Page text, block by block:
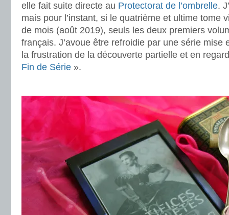
elle fait suite directe au Protectorat de l’ombrelle.
mais pour l’instant, si le quatrième et ultime tome
de mois (août 2019), seuls les deux premiers
français. J’avoue être refroidie par une série mise
la frustration de la découverte partielle et en
Fin de Série ».